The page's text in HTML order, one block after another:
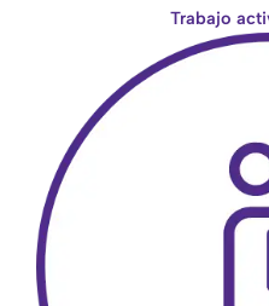
Trabajo